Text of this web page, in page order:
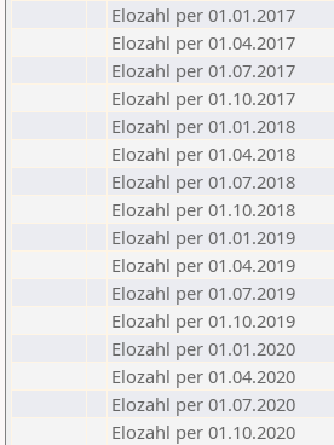
Elozahl per 01.01.2017
Elozahl per 01.04.2017
Elozahl per 01.07.2017
Elozahl per 01.10.2017
Elozahl per 01.01.2018
Elozahl per 01.04.2018
Elozahl per 01.07.2018
Elozahl per 01.10.2018
Elozahl per 01.01.2019
Elozahl per 01.04.2019
Elozahl per 01.07.2019
Elozahl per 01.10.2019
Elozahl per 01.01.2020
Elozahl per 01.04.2020
Elozahl per 01.07.2020
Elozahl per 01.10.2020